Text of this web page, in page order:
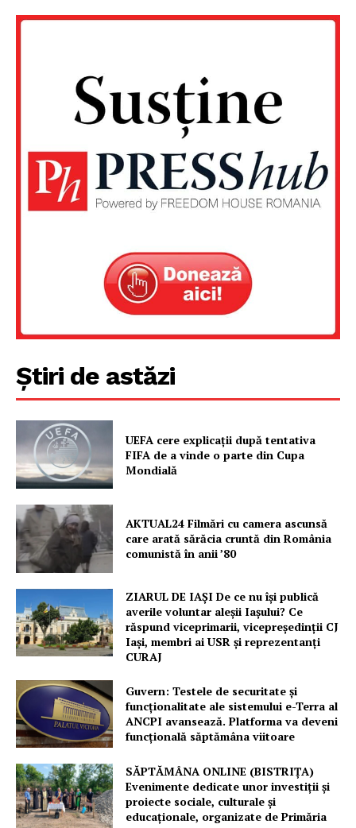
Știri de astăzi
UEFA cere explicații după tentativa
FIFA de a vinde o parte din Cupa
Mondială
AKTUAL24 Filmări cu camera ascunsă
care arată sărăcia cruntă din România
comunistă în anii ’80
ZIARUL DE IAȘI De ce nu își publică
averile voluntar aleșii Iașului? Ce
răspund viceprimarii, vicepreședinții CJ
Iași, membri ai USR și reprezentanți
CURAJ
Guvern: Testele de securitate și
funcționalitate ale sistemului e-Terra al
ANCPI avansează. Platforma va deveni
funcțională săptămâna viitoare
SĂPTĂMÂNA ONLINE (BISTRIȚA)
Evenimente dedicate unor investiții și
proiecte sociale, culturale și
educaționale, organizate de Primăria